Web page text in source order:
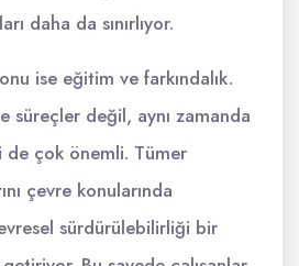
daha da sınırlıyor.
ise eğitim ve farkındalık.
süreçler değil, aynı zamanda
çok önemli. Tümer
çevre konularında
sürdürülebilirliği bir